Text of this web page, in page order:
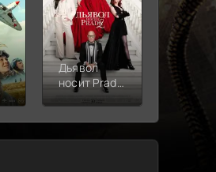
Дьявол
носит Prada
2